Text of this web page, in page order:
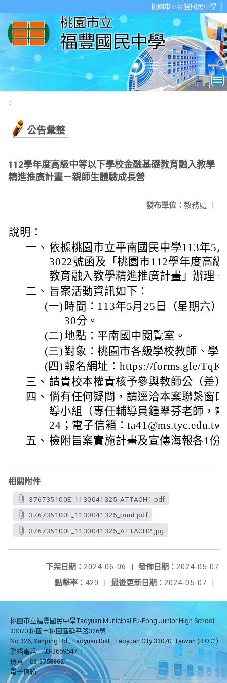
桃園市立福豐國民中學
:::
公告彙整
112學年度高級中等以下學校金融基礎教育融入教學
精進推廣計畫－親師生體驗成長營
發布單位： 教務處 |
說明：
一、 依據桃園市立平南國民中學113年5
3022號函及「桃園市112學年度高
教育融入教學精進推廣計畫」辦理。
二、 旨案活動資訊如下：
(一) 時間：113年5月25日（星期六
30分。
(二)地點：平南國中閱覽室。
(三) 對象：桃園市各級學校教師、學
(四) 報名網址：https://forms.gle/
三、 請貴校本權責核予參與教師公（差
四、 倘有任何疑問，請逕洽本案聯繫窗
導小組（專任輔導員鍾翠芬老師，
24；電子信箱：ta41@ms.tyc.edu.tw
五、 檢附旨案實施計畫及宣傳海報各1份
相關附件
376735100E_1130041325_ATTACH1.pdf
376735100E_1130041325_print.pdf
376735100E_1130041325_ATTACH2.jpg
發佈日期： 2024-05-07
下架日期： 2024-06-06
|
最後更新日期： 2024-05-07 |
點擊率： 420 |
桃園市立福豐國民中學Taoyuan Municipal Fu-Fong Junior High School
33070 桃園市桃園區延平路326號
No.326, Yanping Rd., Taoyuan Dist., Taoyuan City 33070, Taiwan (R.O.C.)
聯絡電話
03-3669547 |
傳真
03-3758362
電子信箱